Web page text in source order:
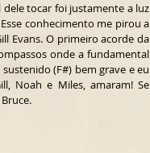
dele tocar foi justamente a luz
conhecimento me pirou a
Evans. O primeiro acorde da
onde a fundamental
(F#) bem grave e eu
Noah e Miles, amaram! Se